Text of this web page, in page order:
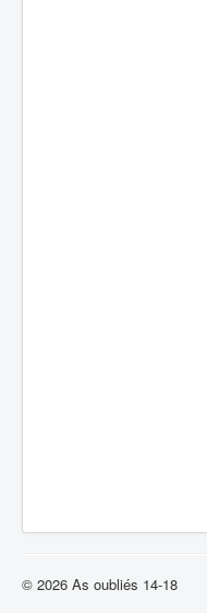
© 2026 As oubliés 14-18